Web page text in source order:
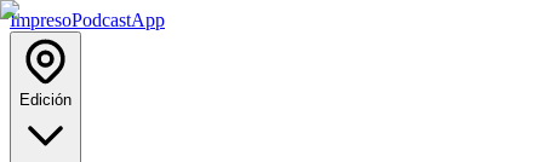
ImpresoPodcastApp
Edición